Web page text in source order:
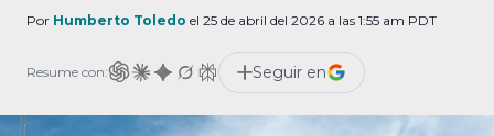
Por Humberto Toledo el 25 de abril del 2026 a las 1:55 am PDT
Resume con: Seguir en